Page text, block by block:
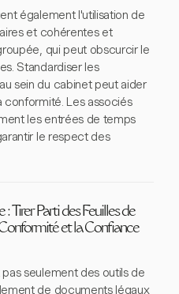
également l'utilisation de
et cohérentes et
qui peut obscurcir le
Standardiser les
sein du cabinet peut aider
conformité. Les associés
les entrées de temps
le respect des
Tirer Parti des Feuilles de
et la Confiance
seulement des outils de
de documents légaux